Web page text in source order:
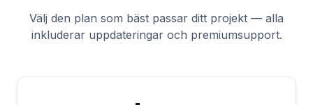
Välj den plan som bäst passar ditt projekt — alla
inkluderar uppdateringar och premiumsupport.